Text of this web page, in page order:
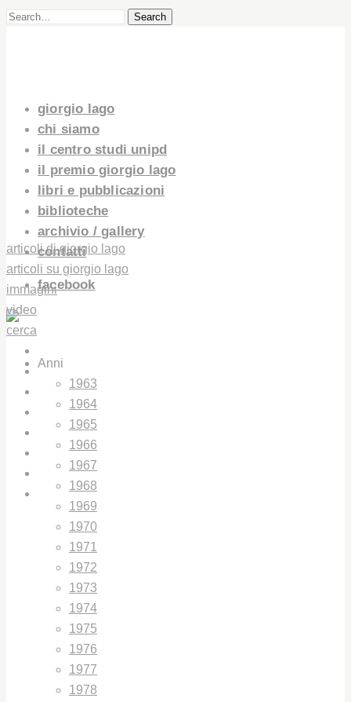
Search
giorgio lago
chi siamo
il centro studi unipd
il premio giorgio lago
libri e pubblicazioni
biblioteche
archivio / gallery
contatti
facebook
CHI SIAMO
IL CENTRO STUDI UNIPD
IL PREMIO GIORGIO LAGO
LIBRI E PUBBLICAZIONI
BIBLIOTECHE
ARCHIVIO / GALLERY
CONTATTI
articoli di giorgio lago
articoli su giorgio lago
immagini
video
cerca
Anni
1963
1964
1965
1966
1967
1968
1969
1970
1971
1972
1973
1974
1975
1976
1977
1978